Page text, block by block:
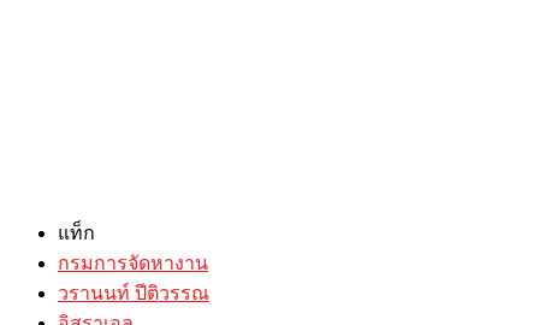
แท็ก
กรมการจัดหางาน
วรานนท์ ปีติวรรณ